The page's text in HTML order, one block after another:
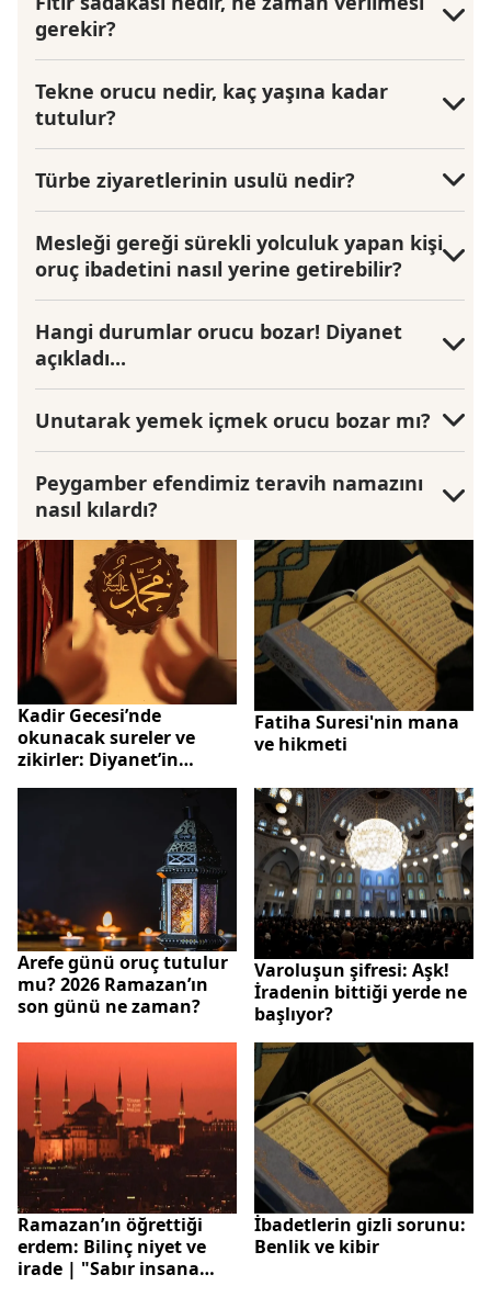
gerekir?
Tekne orucu nedir, kaç yaşına kadar
tutulur?
Türbe ziyaretlerinin usulü nedir?
Mesleği gereği sürekli yolculuk yapan kişi
oruç ibadetini nasıl yerine getirebilir?
Hangi durumlar orucu bozar! Diyanet
açıkladı...
Unutarak yemek içmek orucu bozar mı?
Peygamber efendimiz teravih namazını
nasıl kılardı?
Kadir Gecesi’nde
okunacak sureler ve
zikirler: Diyanet’in
Fatiha Suresi'nin mana
ve hikmeti
Arefe günü oruç tutulur
mu? 2026 Ramazan’ın
son günü ne zaman?
Varoluşun şifresi: Aşk!
İradenin bittiği yerde ne
başlıyor?
Ramazan’ın öğrettiği
erdem: Bilinç niyet ve
irade | "Sabır insana
İbadetlerin gizli sorunu:
Benlik ve kibir